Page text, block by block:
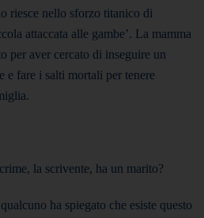
riesce nello sforzo titanico di
attaccata alle gambe’. La mamma
per aver cercato di inseguire un
e fare i salti mortali per tenere
la scrivente, ha un marito?
ha spiegato che esiste questo